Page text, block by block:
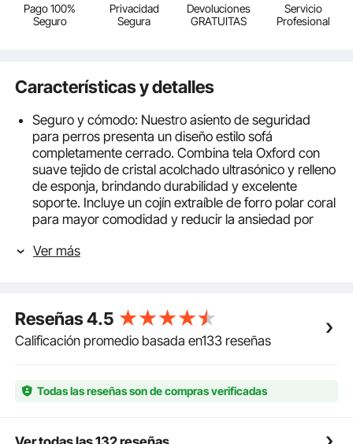
Pago 100%
Seguro
Privacidad
Segura
Devoluciones
GRATUITAS
Servicio
Profesional
Características y detalles
Seguro y cómodo: Nuestro asiento de seguridad
para perros presenta un diseño estilo sofá
completamente cerrado. Combina tela Oxford con
suave tejido de cristal acolchado ultrasónico y relleno
de esponja, brindando durabilidad y excelente
soporte. Incluye un cojín extraíble de forro polar coral
para mayor comodidad y reducir la ansiedad por
Fácil instalación para viajar: Este asiento elevador
seguridad fijo para mascotas. Asegure el asiento con
hebillas ajustables de primera calidad para evitar que
se mueva, lo que le permitirá concentrarse en
Diseño práctico y práctico: El asiento de coche para
mascotas tiene un gran bolsillo lateral de
mascota. El cojín extraíble con una capa
Ver más
Reseñas4.5
Calificación promedio basada en133 reseñas
Todas las reseñas son de compras verificadas